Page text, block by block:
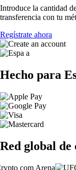
Introduce la cantidad
transferencia con tu
Regístrate ahora
Hecho para
Red global de